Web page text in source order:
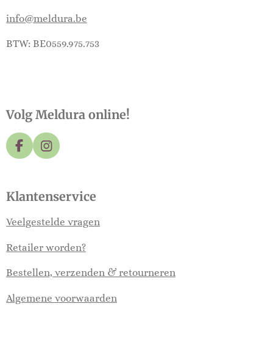
info@meldura.be
BTW: BE0559.975.753
Volg Meldura online!
F
a
b
o
I
n
a
r
m
Klantenservice
Veelgestelde vragen
Retailer worden?
Bestellen, verzenden & retourneren
Algemene voorwaarden